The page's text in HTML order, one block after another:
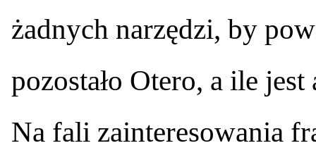
żadnych narzędzi, by
pozostało Otero, a ile
Na fali zainteresowania